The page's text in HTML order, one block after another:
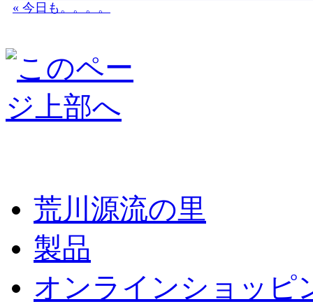
« 今日も。。。。
荒川源流の里
製品
オンラインショッピ